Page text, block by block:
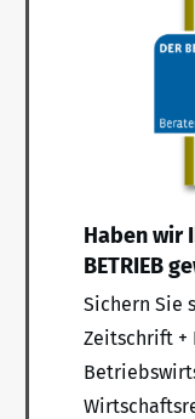
Haben wir
BETRIEB
Sichern Sie
Zeitschrift +